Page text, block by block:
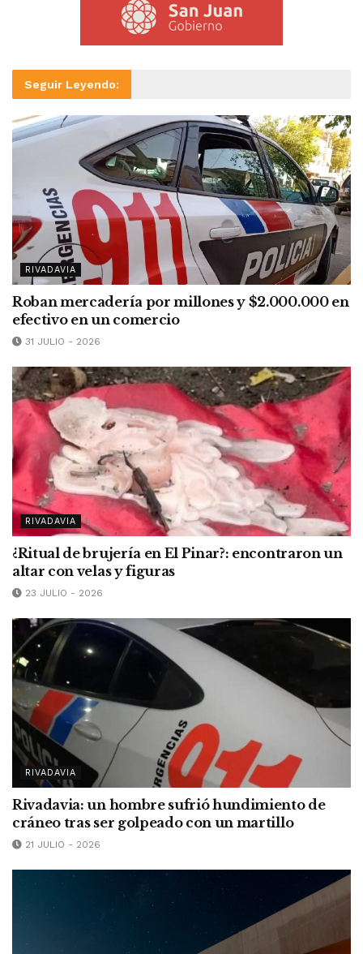
Seguir Leyendo:
RIVADAVIA
Roban mercadería por millones y $2.000.000 en
efectivo en un comercio
31 JULIO - 2026
RIVADAVIA
¿Ritual de brujería en El Pinar?: encontraron un
altar con velas y figuras
23 JULIO - 2026
RIVADAVIA
Rivadavia: un hombre sufrió hundimiento de
cráneo tras ser golpeado con un martillo
21 JULIO - 2026